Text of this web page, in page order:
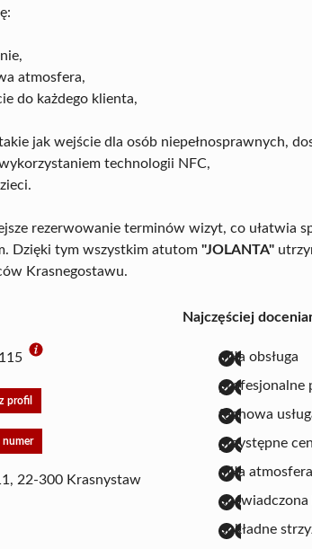
atmosfera,
do każdego klienta,
jak wejście dla osób niepełnosprawnych,
technologii NFC,
rezerwowanie terminów wizyt, co ułatwia
Dzięki tym wszystkim atutom "JOLANTA"
Krasnegostawu.
115
profil
numer
22-300 Krasnystaw
Najczęściej
miła obsługa
profesjonalne
fachowa
przystępne
miła atmosfera
doświadczona
dokładne